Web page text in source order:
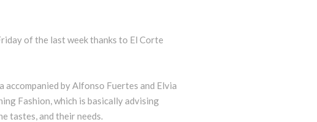
of the last week thanks to El Corte
by Alfonso Fuertes and Elvia
Fashion, which is basically advising
tastes, and their needs.